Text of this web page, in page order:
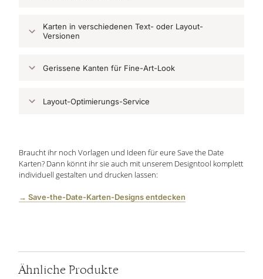
Karten in verschiedenen Text- oder Layout-
Versionen
Gerissene Kanten für Fine-Art-Look
Layout-Optimierungs-Service
Braucht ihr noch Vorlagen und Ideen für eure Save the Date
Karten? Dann könnt ihr sie auch mit unserem Designtool komplett
individuell gestalten und drucken lassen:
→ Save-the-Date-Karten-Designs entdecken
Ähnliche Produkte